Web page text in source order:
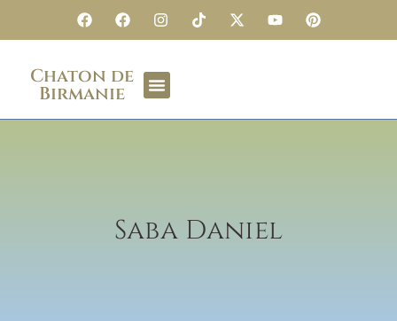
Chaton de
Birmanie
Saba Daniel